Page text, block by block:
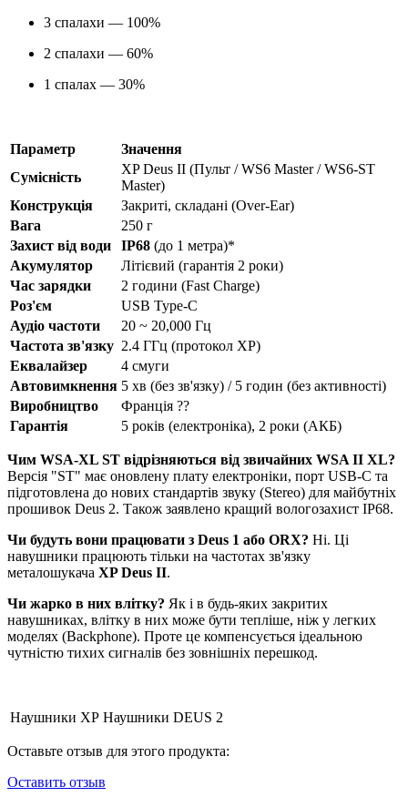
3 спалахи — 100%
2 спалахи — 60%
1 спалах — 30%
Параметр
Значення
Сумісність
XP Deus II (Пульт / WS6 Master / WS6-ST
Master)
Конструкція
Закриті, складані (Over-Ear)
Вага
250 г
Захист від води
IP68 (до 1 метра)*
Акумулятор
Літієвий (гарантія 2 роки)
Час зарядки
2 години (Fast Charge)
Роз'єм
USB Type-C
Аудіо частоти
20 ~ 20,000 Гц
Частота зв'язку 2.4 ГГц (протокол XP)
Еквалайзер
4 смуги
Автовимкнення 5 хв (без зв'язку) / 5 годин (без активності)
Виробництво
Франція ??
Гарантія
5 років (електроніка), 2 роки (АКБ)
Чим WSA-XL ST відрізняються від звичайних WSA II XL?
Версія "ST" має оновлену плату електроніки, порт USB-C та
підготовлена до нових стандартів звуку (Stereo) для майбутніх
прошивок Deus 2. Також заявлено кращий вологозахист IP68.
Чи будуть вони працювати з Deus 1 або ORX? Ні. Ці
навушники працюють тільки на частотах зв'язку
металошукача XP Deus II.
Чи жарко в них влітку? Як і в будь-яких закритих
навушниках, влітку в них може бути тепліше, ніж у легких
моделях (Backphone). Проте це компенсується ідеальною
чутністю тихих сигналів без зовнішніх перешкод.
Наушники XP Наушники DEUS 2
Оставьте отзыв для этого продукта:
Оставить отзыв